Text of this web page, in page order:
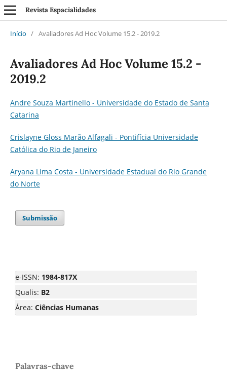
Revista Espacialidades
Início / Avaliadores Ad Hoc Volume 15.2 - 2019.2
Avaliadores Ad Hoc Volume 15.2 -
2019.2
Andre Souza Martinello - Universidade do Estado de Santa
Catarina
Crislayne Gloss Marão Alfagali - Pontifícia Universidade
Católica do Rio de Janeiro
Aryana Lima Costa - Universidade Estadual do Rio Grande
do Norte
Submissão
e-ISSN: 1984-817X
Qualis: B2
Área: Ciências Humanas
Palavras-chave